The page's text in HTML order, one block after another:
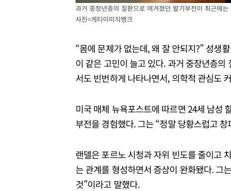
과거 중장년층의 질환으로 여겨졌던 발기부전이 최근에
사진=게티이미지뱅크
“몸에 문제가 없는데, 왜 잘 안되지?” 성생
이 같은 고민이 늘고 있다. 과거 중장년층
서도 빈번하게 나타나면서, 의학적 관심도
미국 매체 뉴욕포스트에 따르면 24세 남성
부전을 경험했다. 그는 “정말 당황스럽고
랜델은 포르노 시청과 자위 빈도를 줄이고
는 관계를 형성하면서 증상이 완화됐다. 그
것”이라고 말했다.